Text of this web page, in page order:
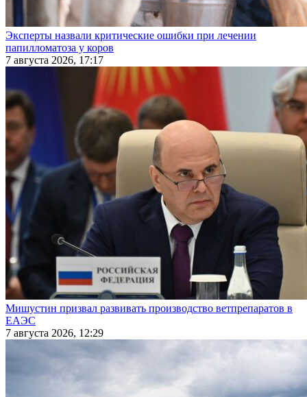
Эксперты назвали критические ошибки при лечении
папилломатоза у коров
7 августа 2026, 17:17
Мишустин призвал развивать производство ветпрепаратов в
ЕАЭС
7 августа 2026, 12:29